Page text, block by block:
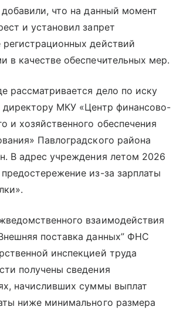
что на данный момент
и установил запрет
действий
в качестве обеспечительных мер.
рассматривается дело по иску
директору МКУ «Центр финансово-
и хозяйственного обеспечения
Павлоградского района
В адрес учреждения летом 2026
из-за зарплаты
взаимодействия
поставка данных” ФНС
инспекцией труда
получены сведения
начисливших суммы выплат
ниже минимального размера